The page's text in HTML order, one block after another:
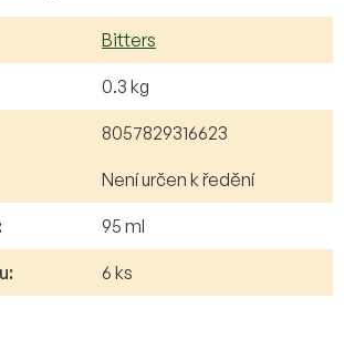
Bitters
0.3 kg
8057829316623
Není určen k ředění
: 95 ml
: 6 ks